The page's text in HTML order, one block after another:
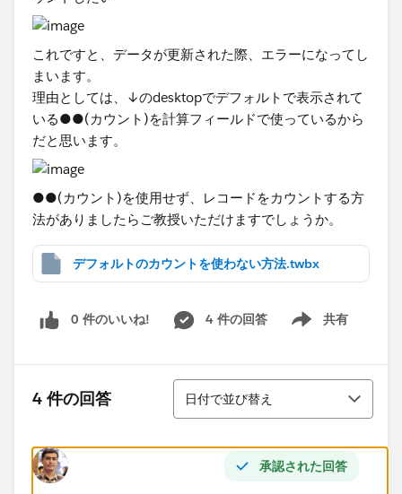
これですと、データが更新された際、エラーになってし
まいます。
理由としては、↓のdesktopでデフォルトで表示されて
いる●●(カウント)を計算フィールドで使っているから
だと思います。
●●(カウント)を使用せず、レコードをカウントする方
法がありましたらご教授いただけますでしょうか。
デフォルトのカウントを使わない方法.twbx
0 件のいいね! 4 件の回答 共有
Show menu
4 件の回答
並び替え
日付で並び替え
承認された回答